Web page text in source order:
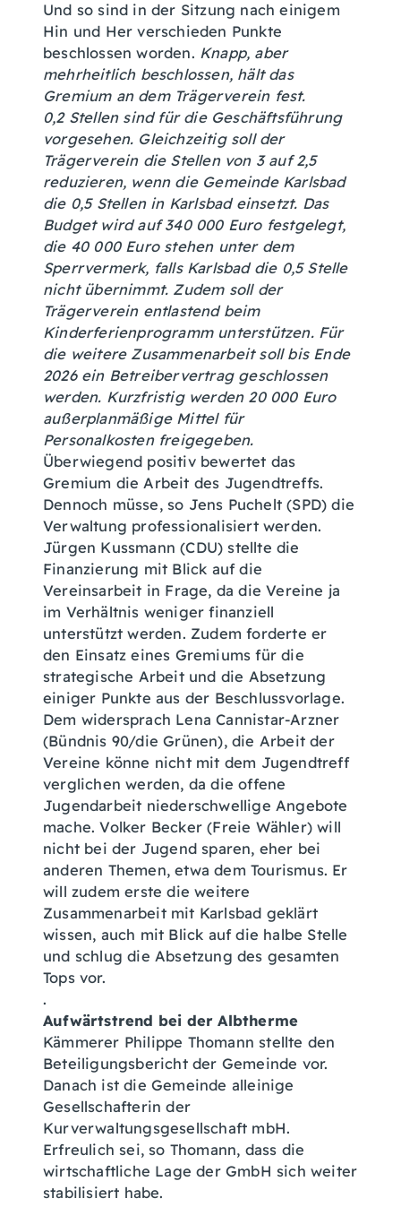
Und so sind in der Sitzung nach einigem
Hin und Her verschieden Punkte
beschlossen worden. Knapp, aber
mehrheitlich beschlossen, hält das
Gremium an dem Trägerverein fest.
0,2 Stellen sind für die Geschäftsführung
vorgesehen. Gleichzeitig soll der
Trägerverein die Stellen von 3 auf 2,5
reduzieren, wenn die Gemeinde Karlsbad
die 0,5 Stellen in Karlsbad einsetzt. Das
Budget wird auf 340 000 Euro festgelegt,
die 40 000 Euro stehen unter dem
Sperrvermerk, falls Karlsbad die 0,5 Stelle
nicht übernimmt. Zudem soll der
Trägerverein entlastend beim
Kinderferienprogramm unterstützen. Für
die weitere Zusammenarbeit soll bis Ende
2026 ein Betreibervertrag geschlossen
werden. Kurzfristig werden 20 000 Euro
außerplanmäßige Mittel für
Personalkosten freigegeben.
Überwiegend positiv bewertet das
Gremium die Arbeit des Jugendtreffs.
Dennoch müsse, so Jens Puchelt (SPD) die
Verwaltung professionalisiert werden.
Jürgen Kussmann (CDU) stellte die
Finanzierung mit Blick auf die
Vereinsarbeit in Frage, da die Vereine ja
im Verhältnis weniger finanziell
unterstützt werden. Zudem forderte er
den Einsatz eines Gremiums für die
strategische Arbeit und die Absetzung
einiger Punkte aus der Beschlussvorlage.
Dem widersprach Lena Cannistar-Arzner
(Bündnis 90/die Grünen), die Arbeit der
Vereine könne nicht mit dem Jugendtreff
verglichen werden, da die offene
Jugendarbeit niederschwellige Angebote
mache. Volker Becker (Freie Wähler) will
nicht bei der Jugend sparen, eher bei
anderen Themen, etwa dem Tourismus. Er
will zudem erste die weitere
Zusammenarbeit mit Karlsbad geklärt
wissen, auch mit Blick auf die halbe Stelle
und schlug die Absetzung des gesamten
Tops vor.
.
Aufwärtstrend bei der Albtherme
Kämmerer Philippe Thomann stellte den
Beteiligungsbericht der Gemeinde vor.
Danach ist die Gemeinde alleinige
Gesellschafterin der
Kurverwaltungsgesellschaft mbH.
Erfreulich sei, so Thomann, dass die
wirtschaftliche Lage der GmbH sich weiter
stabilisiert habe.